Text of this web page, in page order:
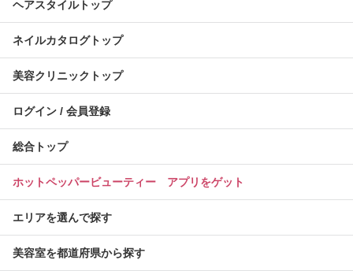
ヘアスタイルトップ
ネイルカタログトップ
美容クリニックトップ
ログイン / 会員登録
総合トップ
ホットペッパービューティー アプリをゲット
エリアを選んで探す
美容室を都道府県から探す